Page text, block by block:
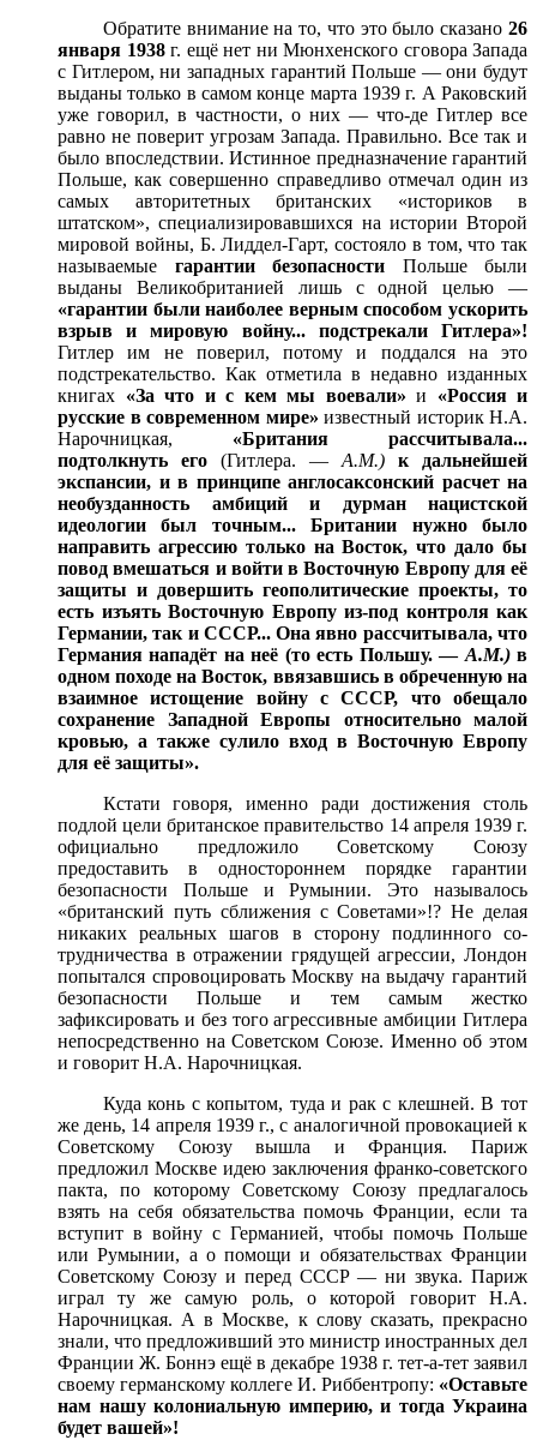
Обратите внимание на то, что это было сказано 26
января 1938 г. ещё нет ни Мюнхенского сговора Запада
с Гитлером, ни западных гарантий Польше — они будут
выданы только в самом конце марта 1939 г. А Раковский
уже говорил, в частности, о них — что-де Гитлер все
равно не поверит угрозам Запада. Правильно. Все так и
было впоследствии. Истинное предназначение гарантий
Польше, как совершенно справедливо отмечал один из
самых авторитетных британских «историков в
штатском», специализировавшихся на истории Второй
мировой войны, Б. Лиддел-Гарт, состояло в том, что так
называемые гарантии безопасности Польше были
выданы Великобританией лишь с одной целью —
«гарантии были наиболее верным способом ускорить
взрыв и мировую войну... подстрекали Гитлера»!
Гитлер им не поверил, потому и поддался на это
подстрекательство. Как отметила в недавно изданных
книгах «За что и с кем мы воевали» и «Россия и
русские в современном мире» из­вестный историк Н.А.
Нарочницкая, «Британия рассчитывала...
подтолкнуть его (Гитлера. — А.М.) к дальнейшей
экспансии, и в принципе англосаксонский расчет на
необузданность амбиций и дурман нацистской
идеологии был точным... Британии нужно было
направить агрессию только на Восток, что дало бы
повод вмешаться и войти в Восточную Европу для её
защиты и довершить геополитические проекты, то
есть изъять Восточную Европу из-под контроля как
Германии, так и СССР... Она явно рассчитывала, что
Германия нападёт на неё (то есть Польшу. — А.М.)в
одном походе на Восток, ввязавшись в обреченную на
взаимное истощение войну с СССР, что обещало
сохранение Западной Европы относительно малой
кровью, а также сулило вход в Восточную Европу
для её защиты».
Кстати говоря, именно ради достижения столь
подлой цели британское правительство 14 апреля 1939 г.
официально предложило Советскому Союзу
предоставить в одностороннем порядке гарантии
безопасности Польше и Румынии. Это называлось
«британский путь сближения с Советами»!? Не делая
никаких реальных шагов в сторону подлинного со­
трудничества в отражении грядущей агрессии, Лондон
попытался спровоцировать Москву на выдачу гарантий
безопасности Польше и тем самым жестко
зафиксировать и без того агрессивные амбиции Гитлера
непосредственно на Советском Союзе. Именно об этом
и говорит Н.А. Нарочницкая.
Куда конь с копытом, туда и рак с клешней. В тот
же день, 14 апреля 1939 г., с аналогичной провокацией к
Советскому Союзу вышла и Франция. Париж
предложил Москве идею заключения франко-советского
пакта, по которому Советскому Союзу предлагалось
взять на себя обязательства помочь Франции, если та
вступит в войну с Германией, чтобы помочь Польше
или Румынии, а о помощи и обязательствах Франции
Советскому Союзу и перед СССР — ни звука. Париж
играл ту же самую роль, о которой говорит Н.А.
Нарочницкая. А в Москве, к слову сказать, прекрасно
знали, что предложивший это министр иностранных дел
Франции Ж. Боннэ ещё в декабре 1938 г. тет-а-тет заявил
своему германскому коллеге И. Риббентропу: «Оставьте
нам нашу колониальную империю, и тогда Украина
будет вашей»!